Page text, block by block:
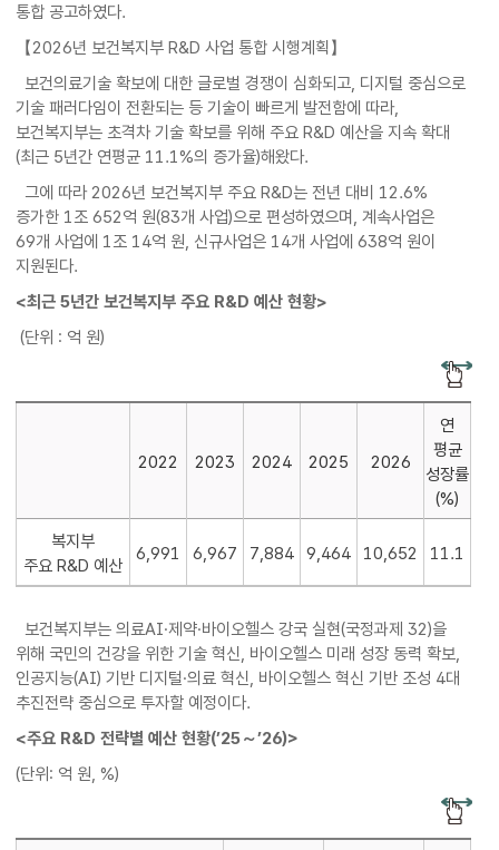
통합 공고하였다.
【2026년 보건복지부 R&D 사업 통합 시행계획】
보건의료기술 확보에 대한 글로벌 경쟁이 심화되고, 디지털 중심으로
기술 패러다임이 전환되는 등 기술이 빠르게 발전함에 따라,
보건복지부는 초격차 기술 확보를 위해 주요 R&D 예산을 지속 확대
(최근 5년간 연평균 11.1%의 증가율)해왔다.
그에 따라 2026년 보건복지부 주요 R&D는 전년 대비 12.6%
증가한 1조 652억 원(83개 사업)으로 편성하였으며, 계속사업은
69개 사업에 1조 14억 원, 신규사업은 14개 사업에 638억 원이
지원된다.
<최근 5년간 보건복지부 주요 R&D 예산 현황>
(단위 : 억 원)
2022 2023 2024 2025 2026
연
평균
성장률
(%)
복지부
주요 R&D 예산
6,991 6,967 7,884 9,464 10,652 11.1
보건복지부는 의료AI·제약·바이오헬스 강국 실현(국정과제 32)을
위해 국민의 건강을 위한 기술 혁신, 바이오헬스 미래 성장 동력 확보,
인공지능(AI) 기반 디지털·의료 혁신, 바이오헬스 혁신 기반 조성 4대
추진전략 중심으로 투자할 예정이다.
<주요 R&D 전략별 예산 현황(’25～’26)>
(단위: 억 원, %)